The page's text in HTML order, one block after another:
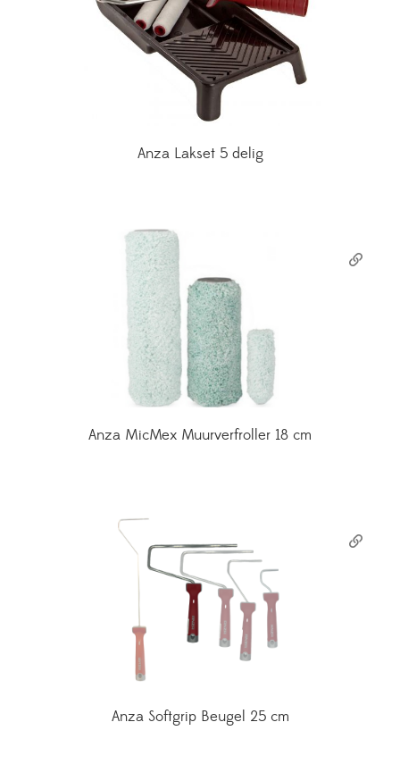
Anza Lakset 5 delig
Anza MicMex Muurverfroller 18 cm
Anza Softgrip Beugel 25 cm